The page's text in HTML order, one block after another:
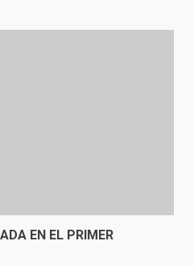
EN EL PRIMER